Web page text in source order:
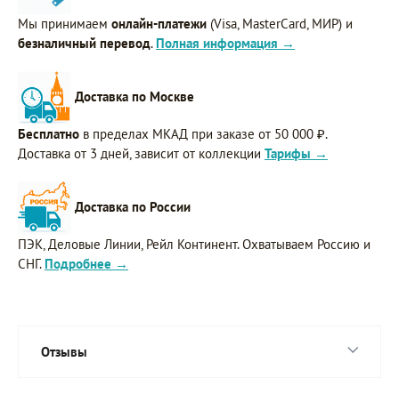
Мы принимаем онлайн-платежи (Visa, MasterCard, МИР) и
безналичный перевод. Полная информация →
Доставка по Москве
Бесплатно в пределах МКАД при заказе от 50 000 ₽.
Доставка от 3 дней, зависит от коллекции Тарифы →
Доставка по России
ПЭК, Деловые Линии, Рейл Континент. Охватываем Россию и
СНГ. Подробнее →
Отзывы